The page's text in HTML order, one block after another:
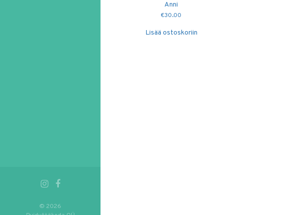
© 2026
Anni
€30.00
Lisää ostoskoriin